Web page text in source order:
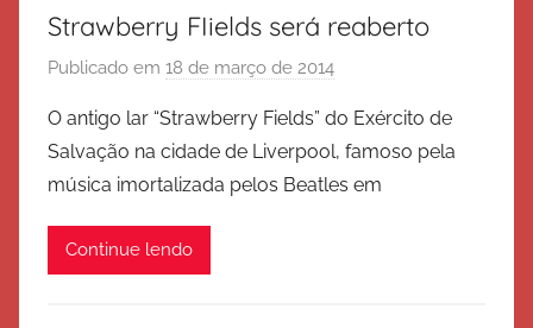
l
v
Strawberry FIields será reaberto
Publicado em 18 de março de 2014
r
E
x
O antigo lar “Strawberry Fields” do Exército de
Salvação na cidade de Liverpool, famoso pela
música imortalizada pelos Beatles em
Continue lendo